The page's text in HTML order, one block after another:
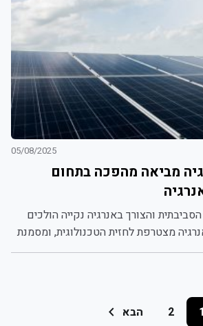
05/08/2025
מביאה מהפכה בתחום
והצורך באנרגיה נקייה הולכים
מצטרפת לחזית הטכנולוגית, ומסמנת
1
2 הבא chevron_left